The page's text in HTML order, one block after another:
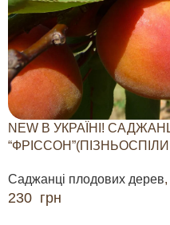
NEW В УКРАЇНІ!
Саджанці плодових дерев,
230 грн